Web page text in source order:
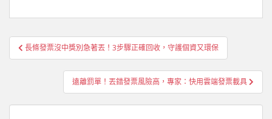
文
章
長條發票沒中獎別急著丟！3步驟正確回收，守護個資又環保
遠離罰單！丟錯發票風險高，專家：快用雲端發票載具